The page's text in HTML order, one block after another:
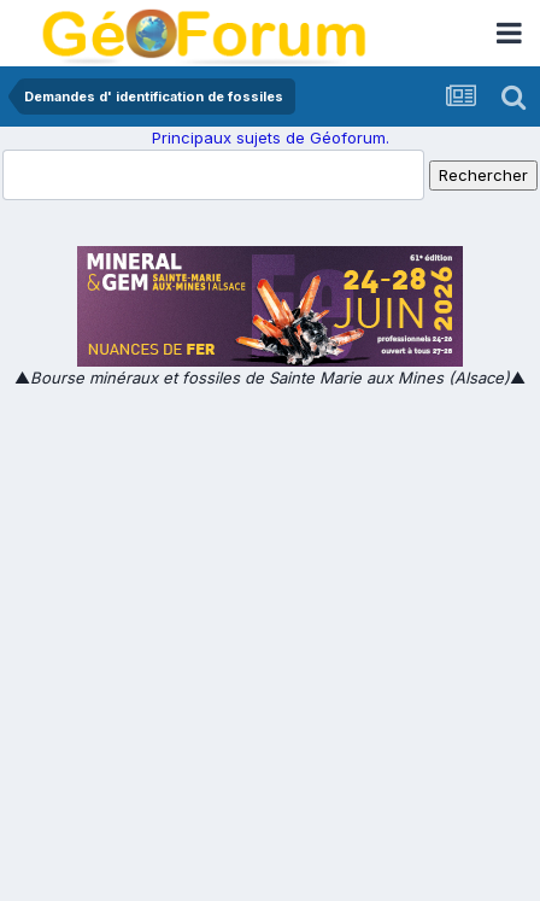
Demandes d' identification de fossiles
Principaux sujets de Géoforum.
▲Bourse minéraux et fossiles de Sainte Marie aux Mines (Alsace)▲